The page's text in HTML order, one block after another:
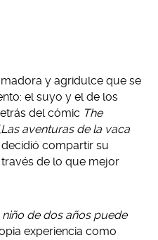
y agridulce que se
el suyo y el de los
del cómic The
Las aventuras de la vaca
decidió compartir su
de lo que mejor
de dos años puede
experiencia como